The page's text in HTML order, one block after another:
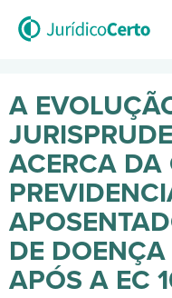
A
ACERCA DA
DE
APÓS A EC